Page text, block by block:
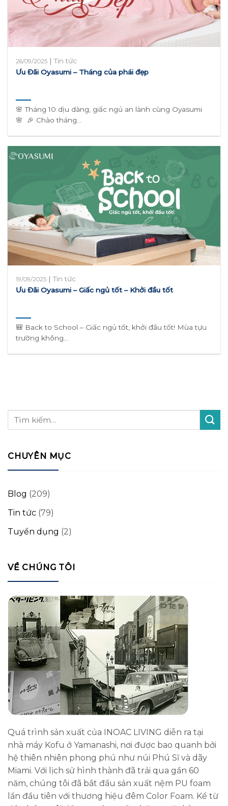
26/09/2025 |Tin tức
Ưu Đãi Oyasumi – Tháng của phái đẹp
🌸 Tháng 10 dịu dàng, giấc ngủ an lành cùng Oyasumi
🌸 🎉 Chào tháng...
19/09/2025 |Tin tức
Ưu Đãi Oyasumi – Giấc ngủ tốt – Khởi đầu tốt
🎒 Back to School – Giấc ngủ tốt, khởi đầu tốt! Mùa tựu
trường không...
CHUYÊN MỤC
Blog (209)
Tin tức (79)
Tuyển dụng (2)
VỀ CHÚNG TÔI
Quá trình sản xuất của INOAC LIVING diễn ra tại
nhà máy Kofu ở Yamanashi, nơi được bao quanh bởi
hệ thiên nhiên phong phú như núi Phú Sĩ và dãy
Miami. Với lịch sử hình thành đã trải qua gần 60
năm, chúng tôi đã bắt đầu sản xuất nệm PU foam
lần đầu tiên với thương hiệu đêm Color Foam. Kể từ